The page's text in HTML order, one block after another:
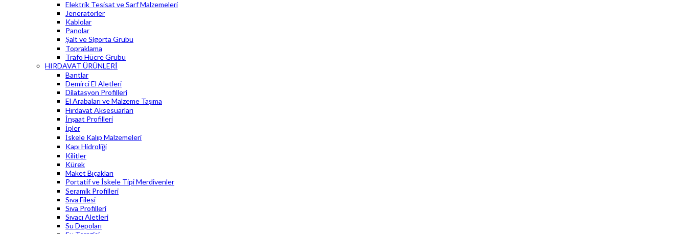
Elektrik Tesisat ve Sarf Malzemeleri
Jeneratörler
Kablolar
Panolar
Şalt ve Sigorta Grubu
Topraklama
Trafo Hücre Grubu
HIRDAVAT ÜRÜNLERİ
Bantlar
Demirci El Aletleri
Dilatasyon Profilleri
El Arabaları ve Malzeme Taşıma
Hırdavat Aksesuarları
İnşaat Profilleri
İpler
İskele Kalıp Malzemeleri
Kapı Hidroliği
Kilitler
Kürek
Maket Bıçakları
Portatif ve İskele Tipi Merdivenler
Seramik Profilleri
Sıva Filesi
Sıva Profilleri
Sıvacı Aletleri
Su Depoları